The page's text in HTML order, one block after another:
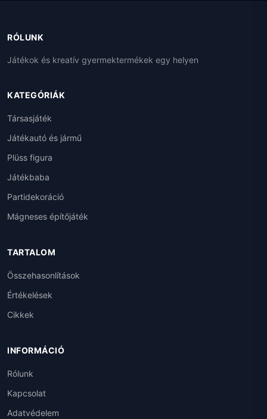
RÓLUNK
Játékok és kreatív gyermektermékek egy helyen
KATEGÓRIÁK
Társasjáték
Játékautó és jármű
Plüss figura
Játékbaba
Partidekoráció
Mágneses építőjáték
TARTALOM
Összehasonlítások
Értékelések
Cikkek
INFORMÁCIÓ
Rólunk
Kapcsolat
Adatvédelem